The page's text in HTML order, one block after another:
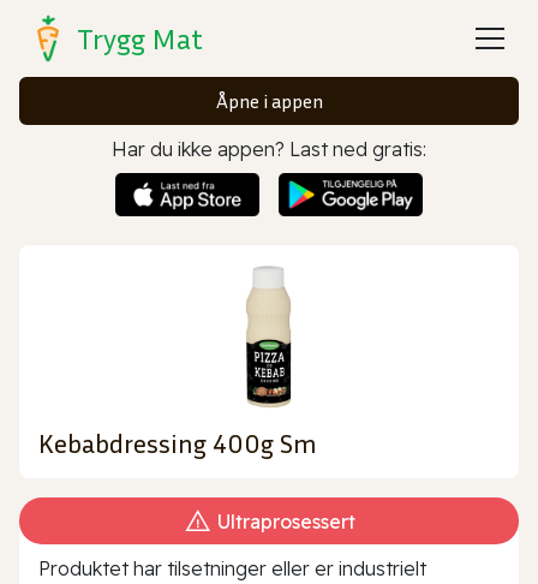
Trygg Mat
Åpne i appen
Har du ikke appen? Last ned gratis:
Kebabdressing 400g Sm
Ultraprosessert
Produktet har tilsetninger eller er industrielt